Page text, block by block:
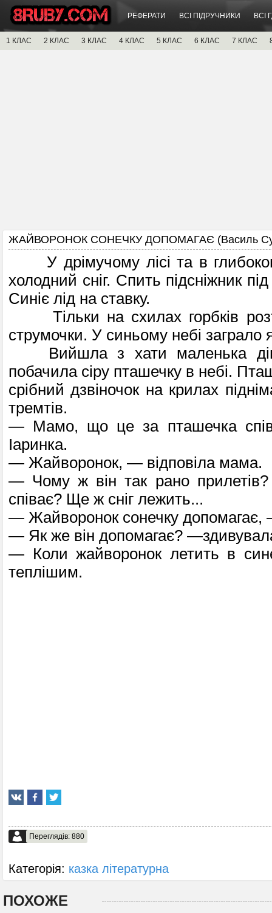
РЕФЕРАТИ ВСІ ПІДРУЧНИКИ ВСІ
1 КЛАС 2 КЛАС 3 КЛАС 4 КЛАС 5 КЛАС 6 КЛАС 7 КЛАС
ЖАЙВОРОНОК СОНЕЧКУ ДОПОМАГАЄ (Василь
У дрімучому лісі та в
холодний сніг. Спить підсніжник
Синіє лід на ставку.
Тільки на схилах горбків
струмочки. У синьому небі заграло
Вийшла з хати маленька
побачила сіру пташечку в небі.
срібний дзвіночок на крилах
тремтів.
— Мамо, що це за пташечка
Іаринка.
— Жайворонок, — відповіла мама.
— Чому ж він так рано прилетів?
співає? Ще ж сніг лежить...
— Жайворонок сонечку допомагає,
— Як же він допомагає?
— Коли жайворонок летить в
теп­лішим.
Переглядів: 880
Категорія: казка літературна
ПОХОЖЕ